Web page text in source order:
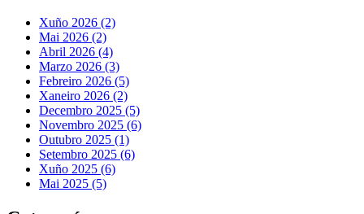
Xuño 2026 (2)
Mai 2026 (2)
Abril 2026 (4)
Marzo 2026 (3)
Febreiro 2026 (5)
Xaneiro 2026 (2)
Decembro 2025 (5)
Novembro 2025 (6)
Outubro 2025 (1)
Setembro 2025 (6)
Xuño 2025 (6)
Mai 2025 (5)